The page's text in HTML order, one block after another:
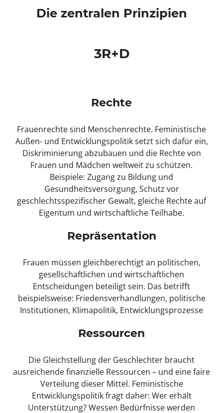
Die zentralen Prinzipien
3R+D
Rechte
Frauenrechte sind Menschenrechte. Feministische
Außen- und Entwicklungspolitik setzt sich dafür ein,
Diskriminierung abzubauen und die Rechte von
Frauen und Mädchen weltweit zu schützen.
Beispiele: Zugang zu Bildung und
Gesundheitsversorgung, Schutz vor
geschlechtsspezifischer Gewalt, gleiche Rechte auf
Eigentum und wirtschaftliche Teilhabe.
Repräsentation
Frauen müssen gleichberechtigt an politischen,
gesellschaftlichen und wirtschaftlichen
Entscheidungen beteiligt sein. Das betrifft
beispielsweise: Friedensverhandlungen, politische
Institutionen, Klimapolitik, Entwicklungsprozesse
Ressourcen
Die Gleichstellung der Geschlechter braucht
ausreichende finanzielle Ressourcen – und eine faire
Verteilung dieser Mittel. Feministische
Entwicklungspolitik fragt daher: Wer erhält
Unterstützung? Wessen Bedürfnisse werden